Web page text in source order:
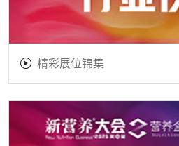
精彩展位锦集